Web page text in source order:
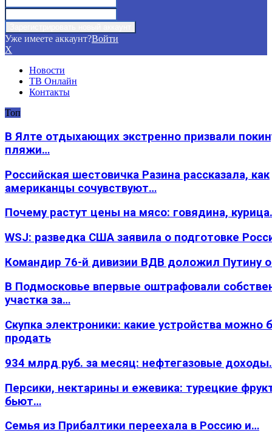
Уже имеете аккаунт?Войти
X
Новости
ТВ Онлайн
Контакты
Топ
В Ялте отдыхающих экстренно призвали
пляжи…
Российская шестовичка Разина рассказала, как
американцы сочувствуют…
Почему растут цены на мясо: говядина,
WSJ: разведка США заявила о подготовке
Командир 76-й дивизии ВДВ доложил Путину
В Подмосковье впервые оштрафовали
участка за…
Скупка электроники: какие устройства можно
продать
934 млрд руб. за месяц: нефтегазовые
Персики, нектарины и ежевика: турецкие
бьют…
Семья из Прибалтики переехала в Россию и…